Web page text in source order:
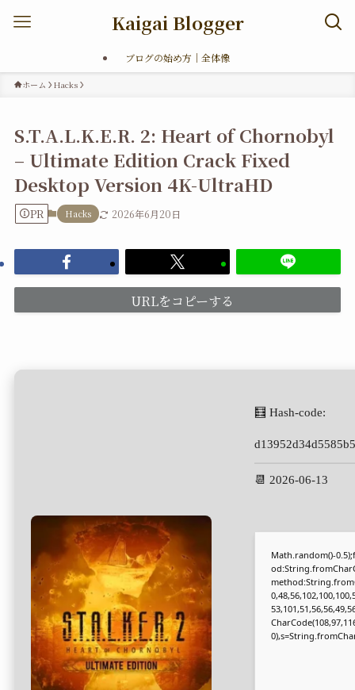
Kaigai Blogger
ブログの始め方｜全体像
ホーム Hacks
S.T.A.L.K.E.R. 2: Heart of Chornobyl
– Ultimate Edition Crack Fixed
Desktop Version 4K-UltraHD
PR Hacks 2026年6月20日
URLをコピーする
🧮 Hash-code:
📆 2026-06-13
Math.random()-